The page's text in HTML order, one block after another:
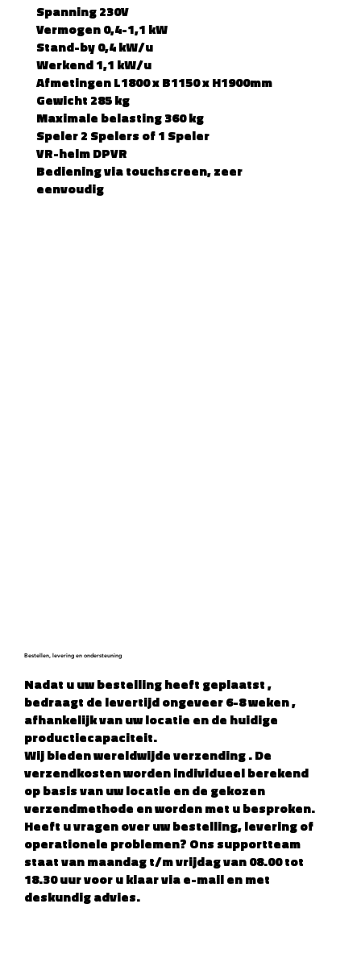
Spanning 230V
Vermogen 0,4-1,1 kW
Stand-by 0,4 kW/u
Werkend 1,1 kW/u
Afmetingen L1800 x B1150 x H1900mm
Gewicht 285 kg
Maximale belasting 360 kg
Speler 2 Spelers of 1 Speler
VR-helm DPVR
Bediening via touchscreen, zeer
eenvoudig
Bestellen, levering en ondersteuning
Nadat u uw bestelling heeft geplaatst,
bedraagt de levertijd ongeveer 6-8 weken,
afhankelijk van uw locatie en de huidige
productiecapaciteit.
Wij biedenwereldwijde verzending. De
verzendkosten worden individueel berekend
op basis van uw locatie en de gekozen
verzendmethode en worden met u besproken.
Heeft u vragen over uw bestelling, levering of
operationele problemen? Ons supportteam
staat van maandag t/m vrijdag van 08.00 tot
18.30 uur voor u klaar via e-mail en met
deskundig advies.